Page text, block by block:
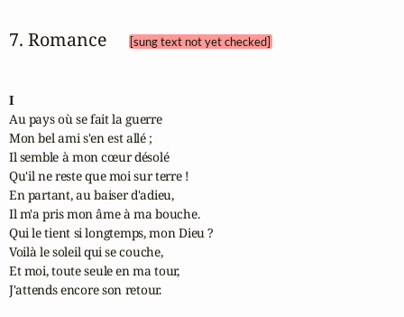
7. Romance [sung text not yet checked]
I
Au pays où se fait la guerre
Mon bel ami s'en est allé ;
Il semble à mon cœur désolé
Qu'il ne reste que moi sur terre !
En partant, au baiser d'adieu,
Il m'a pris mon âme à ma bouche.
Qui le tient si longtemps, mon Dieu ?
Voilà le soleil qui se couche,
Et moi, toute seule en ma tour,
J'attends encore son retour.